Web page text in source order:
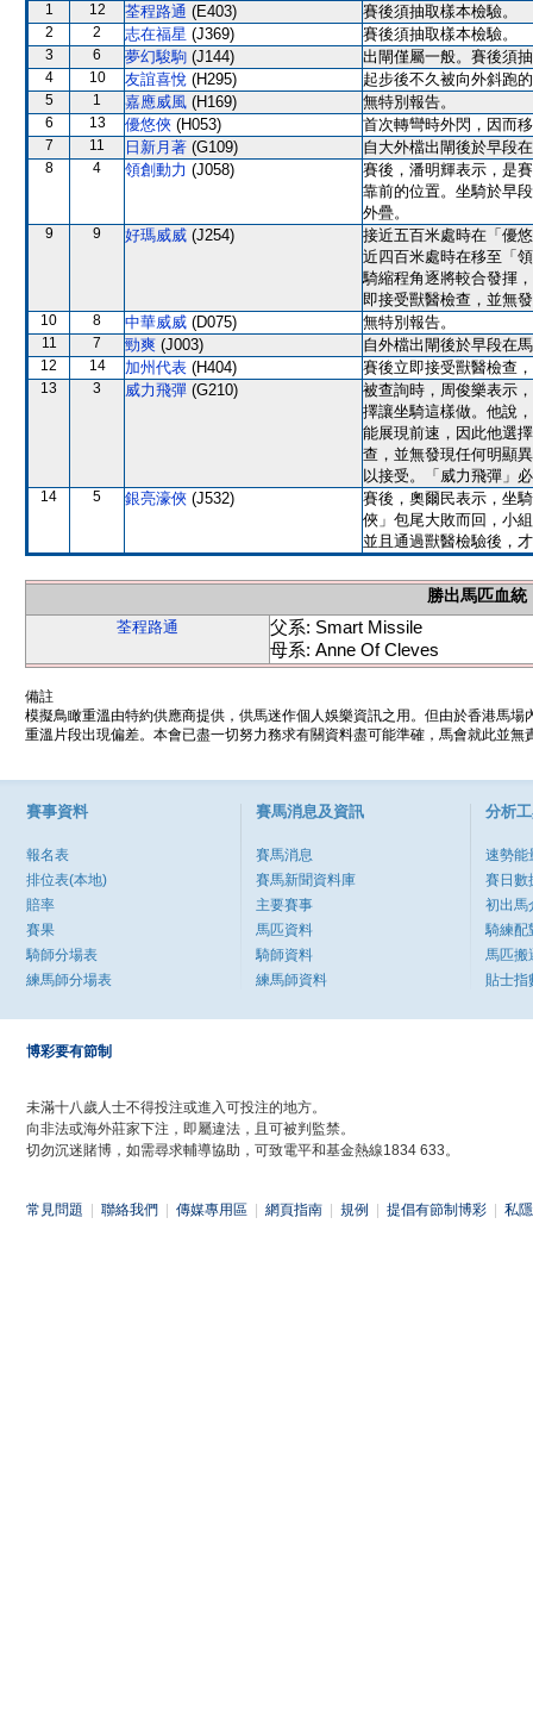
1 12 荃程路通 (E403) 賽後須抽取樣本檢驗。
2 2 志在福星 (J369) 賽後須抽取樣本檢驗。
3 6 夢幻駿駒 (J144) 出閘僅屬一般。賽後須
4 10 友誼喜悅 (H295) 起步後不久被向外斜跑
5 1 嘉應威風 (H169) 無特別報告。
6 13 優悠俠 (H053) 首次轉彎時外閃，因而
7 11 日新月著 (G109) 自大外檔出閘後於早段
8 4 領創動力 (J058)
賽後，潘明輝表示，是
靠前的位置。坐騎於早
外疊。
9 9 好瑪威威 (J254)
接近五百米處時在「優
近四百米處時在移至「
騎縮程角逐將較合發揮
即接受獸醫檢查，並無
10 8 中華威威 (D075) 無特別報告。
11 7 勁爽 (J003) 自外檔出閘後於早段在
12 14 加州代表 (H404) 賽後立即接受獸醫檢查
13 3 威力飛彈 (G210)
被查詢時，周俊樂表示
擇讓坐騎這樣做。他說
能展現前速，因此他選
查，並無發現任何明顯
以接受。「威力飛彈」
14 5 銀亮濠俠 (J532)
賽後，奧爾民表示，坐
俠」包尾大敗而回，小
並且通過獸醫檢驗後，
勝出馬匹血統
荃程路通
父系: Smart Missile
母系: Anne Of Cleves
備註
模擬鳥瞰重溫由特約供應商提供，供馬迷作個人娛樂資訊之用。但由於香港馬
重溫片段出現偏差。本會已盡一切努力務求有關資料盡可能準確，馬會就此並
賽事資料
報名表
排位表(本地)
賠率
賽果
騎師分場表
練馬師分場表
賽馬消息及資訊
賽馬消息
賽馬新聞資料庫
主要賽事
馬匹資料
騎師資料
練馬師資料
分析
速勢能
賽日數
初出馬
騎練配
馬匹搬
貼士指
博彩要有節制
未滿十八歲人士不得投注或進入可投注的地方。
向非法或海外莊家下注，即屬違法，且可被判監禁。
切勿沉迷賭博，如需尋求輔導協助，可致電平和基金熱線1834 633。
常見問題 聯絡我們 傳媒專用區 網頁指南 規例 提倡有節制博彩 私